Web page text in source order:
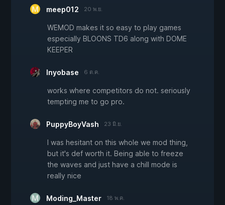
meep012 20 พ.ย.
WEMOD makes it so easy to play games
especially BLOONS TD6 along with DOME
KEEPER
Inyobase 6 ต.ค.
works where competitors do not. seriously
tempting me to go pro.
PuppyBoyVash 23 มิ.ย.
I was hesitant on this whole we mod thing,
but it's def worth it. Being able to freeze
the waves and just have a chill mode is
really nice
Moding_Master 18 พ.ค.